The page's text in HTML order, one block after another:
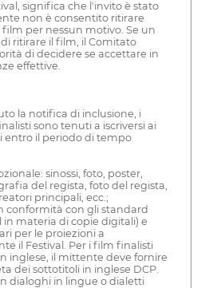
significa che l'invito è stato
non è consentito ritirare
per nessun motivo. Se un
ritirare il film, il Comitato
di decidere se accettare in
effettive.
la notifica di inclusione, i
sono tenuti a iscriversi ai
entro il periodo di tempo
sinossi, foto, poster,
del regista, foto del regista,
principali, ecc.;
conformità con gli standard
in materia di copie digitali) e
per le proiezioni a
il Festival. Per i film finalisti
inglese, il mittente deve fornire
dei sottotitoli in inglese DCP.
dialoghi in lingue o dialetti